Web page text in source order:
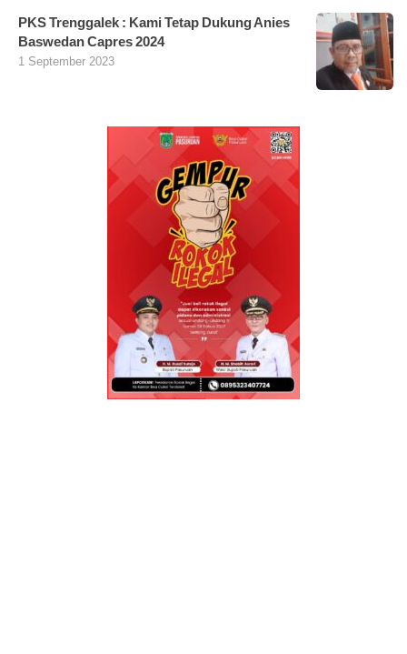
PKS Trenggalek : Kami Tetap Dukung Anies
Baswedan Capres 2024
1 September 2023